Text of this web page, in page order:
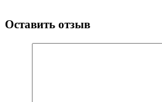
Оставить отзыв